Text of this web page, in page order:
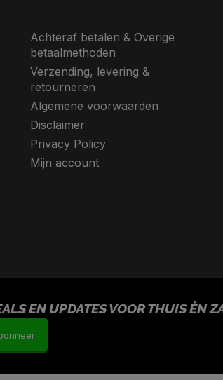
Achteraf betalen & Overige
betaalmethoden
Verzending, levering &
retourneren
Algemene voorwaarden
Disclaimer
Privacy Policy
Mijn account
EN UPDATES VOOR THUIS ÉN